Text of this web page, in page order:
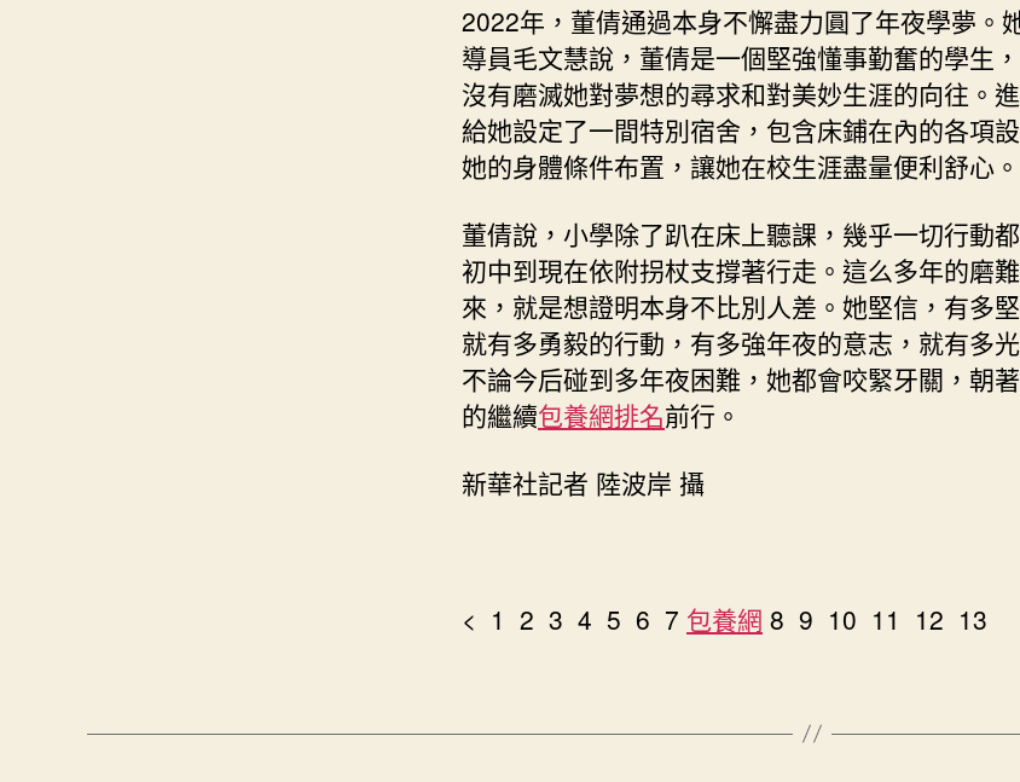
2022年，董倩通過本身不懈盡力圓了年夜學夢。
導員毛文慧說，董倩是一個堅強懂事勤奮的學生
沒有磨滅她對夢想的尋求和對美妙生涯的向往。
給她設定了一間特別宿舍，包含床鋪在內的各項
她的身體條件布置，讓她在校生涯盡量便利舒心。
董倩說，小學除了趴在床上聽課，幾乎一切行動
初中到現在依附拐杖支撐著行走。這么多年的磨
來，就是想證明本身不比別人差。她堅信，有多
就有多勇毅的行動，有多強年夜的意志，就有多
不論今后碰到多年夜困難，她都會咬緊牙關，朝
的繼續包養網排名前行。
新華社記者 陸波岸 攝
< 1 2 3 4 5 6 7 包養網 8 9 10 11 12 13